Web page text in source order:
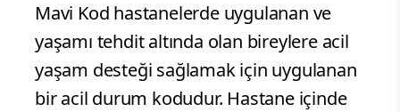
Mavi Kod hastanelerde uygulanan ve
yaşamı tehdit altında olan bireylere acil
yaşam desteği sağlamak için uygulanan
bir acil durum kodudur. Hastane içinde